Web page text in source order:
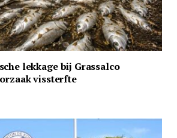
lekkage bij Grassalco
vissterfte